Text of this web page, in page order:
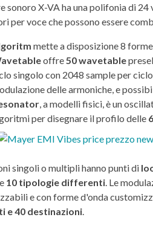
sonoro X-VA ha una polifonia di
per voce che possono essere
mette a disposizione 8
offre50 wavetable
singolo con 2048 sample per
delle armoniche, e
, a modelli fisici, è un
per disegnare il profilo delle
singoli o multipli hanno punti di
10 tipologie differenti. Le
e con forme d'onda
e 40 destinazioni.